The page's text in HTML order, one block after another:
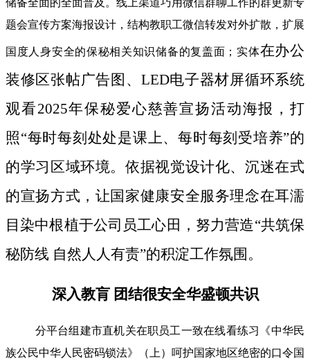
储备全面的全面普及。线上渠道巧用微信群聊工作的群更新专
题会宣传方案海报设计，结构教职工微信转发对外扩散，扩展
国度人身安全的保秘相关知识储备的复盖面；实体在办公
装修区张帖广告图、LED电子器材屏循环系统
观看2025年保秘爱心慈善宣扬活动海报，打
照“每时每刻处处是课上、每时每刻受培养”的
的学习区域环境。依据视觉设计化、沉迷在式
的宣扬方式，让国家健康安全服务理念在耳濡
目染中根植于公司员工心田，努力营造“共筑保
秘防线 自然人人有责”的积淀工作氛围。
深入教肓 团结很安全华盛顿共识
分平台组建市直机关在职员工一致在线看练习《中华民
族公民中华人民密码锁法》（上）呵护国家地区绝密的口令国